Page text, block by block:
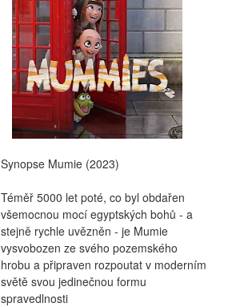
Synopse Mumie (2023)
Téměř 5000 let poté, co byl obdařen
všemocnou mocí egyptských bohů - a
stejně rychle uvězněn - je Mumie
vysvobozen ze svého pozemského
hrobu a připraven rozpoutat v moderním
světě svou jedinečnou formu
spravedlnosti